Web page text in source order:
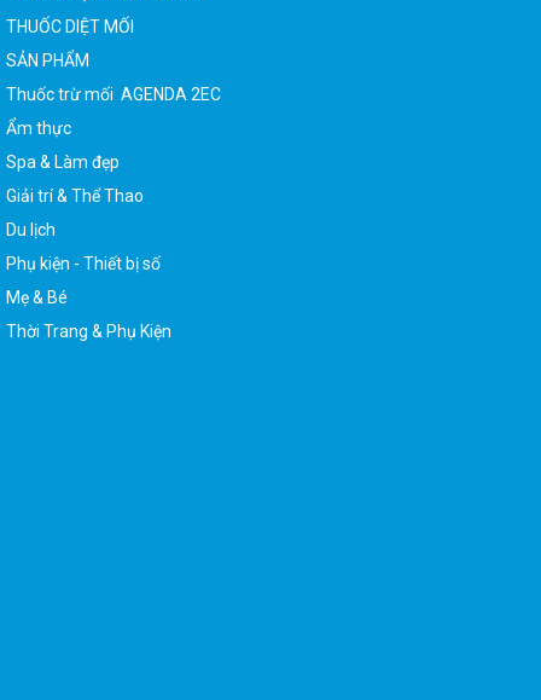
THUỐC DIỆT MỐI
SẢN PHẨM
Thuốc trừ mối AGENDA 2EC
Ẩm thực
Giải trí & Thể Thao
Phụ kiện - Thiết bị số